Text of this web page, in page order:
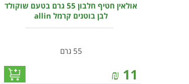
אולאין חטיף חלבון 55 גרם בטעם שוקולד
לבן בוטנים קרמל allin
55 גרם
11
₪